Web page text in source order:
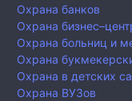
Охрана банков
Охрана
Охрана больниц и
Охрана
Охрана в детских
Охрана ВУЗов